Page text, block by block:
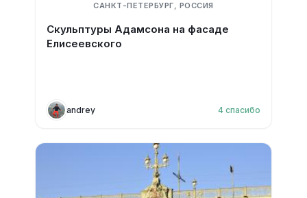
САНКТ-ПЕТЕРБУРГ, РОССИЯ
Скульптуры Адамсона на фасаде
Елисеевского
andrey 4 спасибо